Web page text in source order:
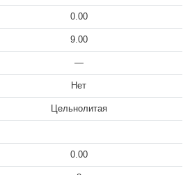
0.00
9.00
—
Нет
Цельнолитая
0.00